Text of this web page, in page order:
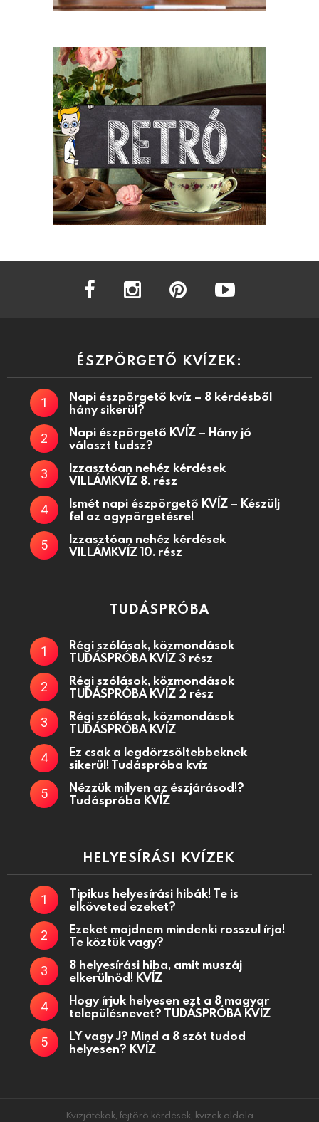
facebook instagram
ÉSZPÖRGETŐ KVÍZEK:
Napi észpörgető kvíz – 8 kérdésből
hány sikerül?
Napi észpörgető KVÍZ – Hány jó
választ tudsz?
Izzasztóan nehéz kérdések
VILLÁMKVÍZ 8. rész
Ismét napi észpörgető KVÍZ – Készülj
fel az agypörgetésre!
Izzasztóan nehéz kérdések
VILLÁMKVÍZ 10. rész
TUDÁSPRÓBA
Régi szólások, közmondások
TUDÁSPRÓBA KVÍZ 3 rész
Régi szólások, közmondások
TUDÁSPRÓBA KVÍZ 2 rész
Régi szólások, közmondások
TUDÁSPRÓBA KVÍZ
Ez csak a legdörzsöltebbeknek
sikerül! Tudáspróba kvíz
Nézzük milyen az észjárásod!?
Tudáspróba KVÍZ
HELYESÍRÁSI KVÍZEK
Tipikus helyesírási hibák! Te is
elköveted ezeket?
Ezeket majdnem mindenki rosszul írja!
Te köztük vagy?
8 helyesírási hiba, amit muszáj
elkerülnöd! KVÍZ
Hogy írjuk helyesen ezt a 8 magyar
településnevet? TUDÁSPRÓBA KVÍZ
LY vagy J? Mind a 8 szót tudod
helyesen? KVÍZ
Kvízjátékok, fejtörő kérdések, kvízek oldala